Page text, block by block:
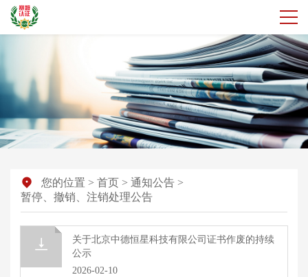
您的位置 > 首页 > 通知公告 >
暂停、撤销、注销处理公告
2026-02-10
关于北京中德恒星科技有限公司证书作废的持续
公示